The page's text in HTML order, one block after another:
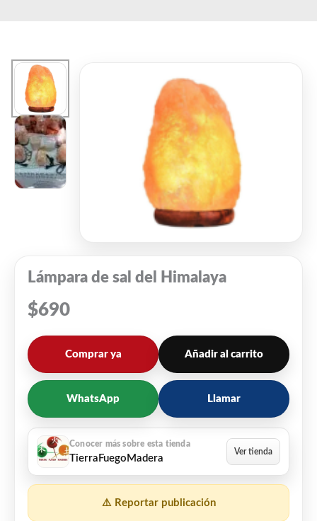
Lámpara de sal del Himalaya
$690
Comprar ya Añadir al carrito
WhatsApp Llamar
TierraFuegoMadera
⚠️ Reportar publicación